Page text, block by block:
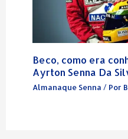
Beco, como era
Ayrton Senna Da
Almanaque Senna / Por